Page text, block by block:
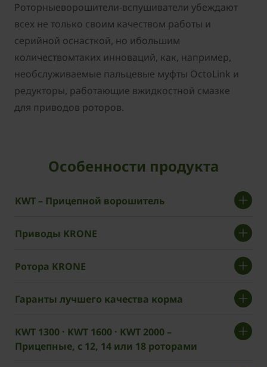
Роторныеворошители-вспушиватели убеждают
всех не только своим качеством работы и
серийной оснасткой, но ибольшим
количествомтаких инноваций, как, например,
необслуживаемые пальцевые муфты OctoLink и
редукторы, работающие вжидкостной смазке
для приводов роторов.
Особенности продукта
KWT – Прицепной ворошитель
Приводы KRONE
Ротора KRONE
Гаранты лучшего качества корма
KWT 1300 · KWT 1600 · KWT 2000 –
Прицепные, с 12, 14 или 18 роторами